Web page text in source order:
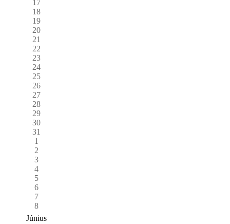
17
18
19
20
21
22
23
24
25
26
27
28
29
30
31
1
2
3
4
5
6
7
8
Június